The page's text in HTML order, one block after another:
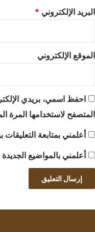
البريد الإلكتروني *
الموقع الإلكتروني
احفظ اسمي، بريدي
المتصفح لاستخدامها المرة
أعلمني بمتابعة التعليقات
أعلمني بالمواضيع